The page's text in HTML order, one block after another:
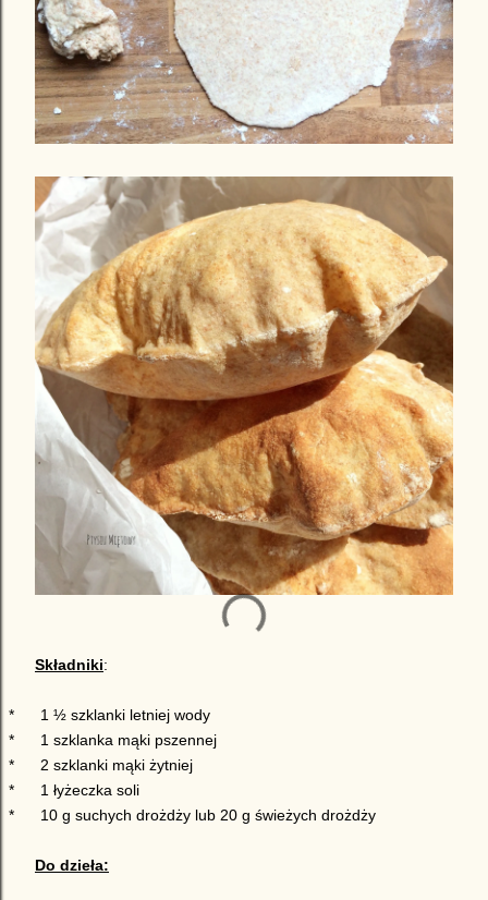
Składniki:
*
1 ½ szklanki letniej wody
*
1 szklanka mąki pszennej
*
2 szklanki mąki żytniej
*
1 łyżeczka soli
*
10 g suchych drożdży lub 20 g świeżych drożdży
Do dzieła: